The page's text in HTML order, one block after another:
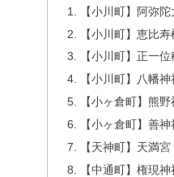
【小川町】阿弥
【小川町】恵比寿
【小川町】正一
【小川町】八幡神
【小ヶ倉町】熊野
【小ヶ倉町】善神
【天神町】天満宮
【中通町】権現神